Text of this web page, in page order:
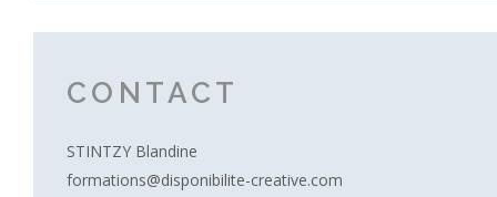
CONTACT
STINTZY Blandine
formations@disponibilite-creative.com